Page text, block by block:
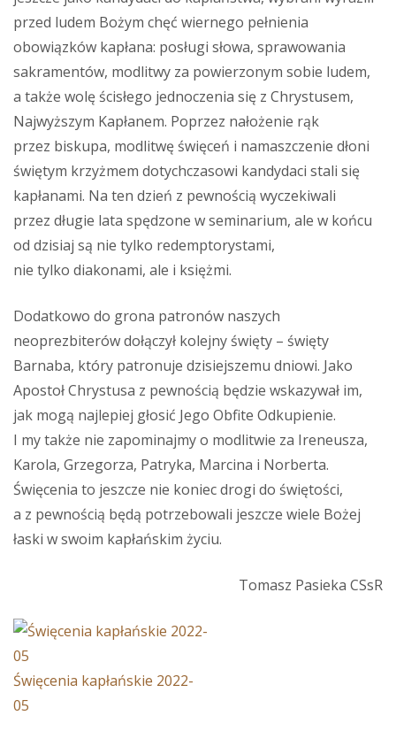
przed ludem Bożym chęć wiernego pełnienia
obowiązków kapłana: posługi słowa, sprawowania
sakramentów, modlitwy za powierzonym sobie ludem,
a także wolę ścisłego jednoczenia się z Chrystusem,
Najwyższym Kapłanem. Poprzez nałożenie rąk
przez biskupa, modlitwę święceń i namaszczenie dłoni
świętym krzyżmem dotychczasowi kandydaci stali się
kapłanami. Na ten dzień z pewnością wyczekiwali
przez długie lata spędzone w seminarium, ale w końcu
od dzisiaj są nie tylko redemptorystami,
nie tylko diakonami, ale i księżmi.
Dodatkowo do grona patronów naszych
neoprezbiterów dołączył kolejny święty – święty
Barnaba, który patronuje dzisiejszemu dniowi. Jako
Apostoł Chrystusa z pewnością będzie wskazywał im,
jak mogą najlepiej głosić Jego Obfite Odkupienie.
I my także nie zapominajmy o modlitwie za Ireneusza,
Karola, Grzegorza, Patryka, Marcina i Norberta.
Święcenia to jeszcze nie koniec drogi do świętości,
a z pewnością będą potrzebowali jeszcze wiele Bożej
łaski w swoim kapłańskim życiu.
Tomasz Pasieka CSsR
Święcenia kapłańskie 2022-
05